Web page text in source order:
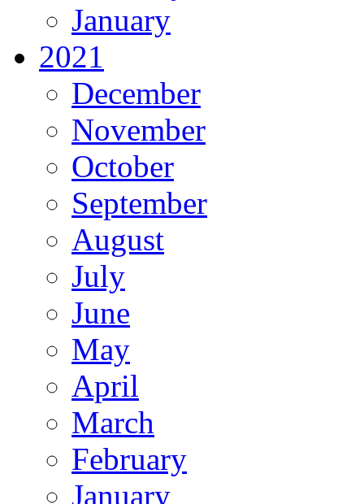
January
2021
December
November
October
September
August
July
June
May
April
March
February
January